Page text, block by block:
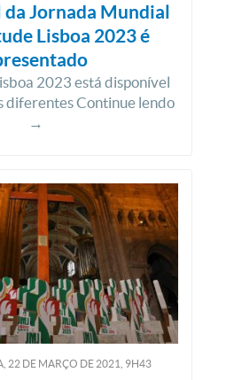
da Jornada Mundial
Lisboa 2023 é
2023 está disponível
diferentes Continue lendo
→
22 DE MARÇO DE 2021, 9H43